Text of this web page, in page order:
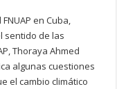
en Cuba,
sentido de las
Thoraya Ahmed
algunas cuestiones
el cambio climático